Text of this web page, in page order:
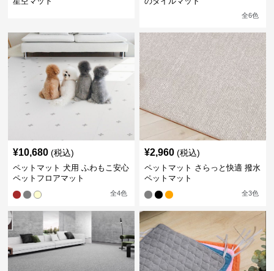
全6色
¥10,680 (税込)
ペットマット 犬用 ふわもこ安心
ペットフロアマット
全4色
¥2,960 (税込)
ペットマット さらっと快適 撥水
ペットマット
全3色